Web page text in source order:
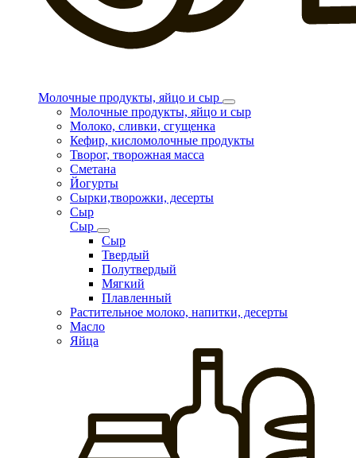
Молочные продукты, яйцо и сыр
Молочные продукты, яйцо и сыр
Молоко, сливки, сгущенка
Кефир, кисломолочные продукты
Творог, творожная масса
Сметана
Йогурты
Сырки,творожки, десерты
Сыр
Сыр
Сыр
Твердый
Полутвердый
Мягкий
Плавленный
Растительное молоко, напитки, десерты
Масло
Яйца